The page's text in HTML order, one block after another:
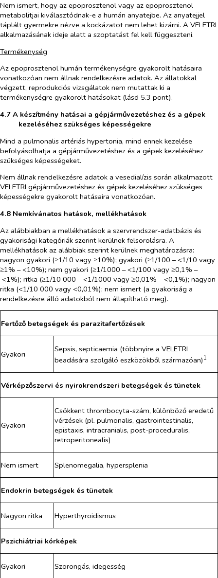
Nem ismert, hogy az epoprosztenol vagy az epoprosztenol
metabolitjai kiválasztódnak-e a humán anyatejbe. Az anyatejjel
táplált gyermekre nézve a kockázatot nem lehet kizárni. A VELETRI
alkalmazásának ideje alatt a szoptatást fel kell függeszteni.
Termékenység
Az epoprosztenol humán termékenységre gyakorolt hatásaira
vonatkozóan nem állnak rendelkezésre adatok. Az állatokkal
végzett, reprodukciós vizsgálatok nem mutattak ki a
termékenységre gyakorolt hatásokat (lásd 5.3 pont).
4.7 A készítmény hatásai a gépjárművezetéshez és a gépek
kezeléséhez szükséges képességekre
Mind a pulmonalis artériás hypertonia, mind ennek kezelése
befolyásolhatja a gépjárművezetéshez és a gépek kezeléséhez
szükséges képességeket.
Nem állnak rendelkezésre adatok a vesedialízis során alkalmazott
VELETRI gépjárművezetéshez és gépek kezeléséhez szükséges
képességekre gyakorolt hatásaira vonatkozóan.
4.8 Nemkívánatos hatások, mellékhatások
Az alábbiakban a mellékhatások a szervrendszer-adatbázis és
gyakorisági kategóriák szerint kerülnek felsorolásra. A
mellékhatások az alábbiak szerint kerülnek meghatározásra:
nagyon gyakori (≥1/10 vagy ≥10%); gyakori (≥1/100 – <1/10 vagy
≥1% – <10%); nem gyakori (≥1/1000 – <1/100 vagy ≥0,1% –
<1%); ritka (≥1/10 000 – <1/1000 vagy ≥0,01% – <0,1%); nagyon
ritka (<1/10 000 vagy <0,01%); nem ismert (a gyakoriság a
rendelkezésre álló adatokból nem állapítható meg).
Fertőző betegségek és parazitafertőzések
Gyakori
Sepsis, septicaemia (többnyire a VELETRI
beadására szolgáló eszközökből származóan)1
Vérképzőszervi és nyirokrendszeri betegségek és tünetek
Gyakori
Csökkent thrombocyta-szám, különböző eredetű
vérzések (pl. pulmonalis, gastrointestinalis,
epistaxis, intracranialis, post-proceduralis,
retroperitonealis)
Nem ismert Splenomegalia, hypersplenia
Endokrin betegségek és tünetek
Nagyon ritka Hyperthyroidismus
Pszichiátriai kórképek
Gyakori Szorongás, idegesség